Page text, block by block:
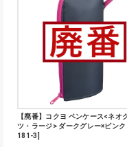
【廃番】コクヨ ペンケース<ネオ
ツ・ラージ> ダークグレー×ピン
181-3]